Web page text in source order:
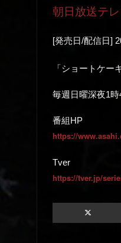
朝日放送テ
[発売日/配信日]
「ショートケ
毎週日曜深夜1
番組HP
https://
Tver
https://tver.jp/